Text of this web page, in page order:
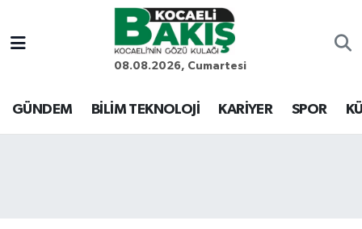
08.08.2026, Cumartesi
GÜNDEM BİLİM TEKNOLOJİ KARİYER SPOR
Kocaeli Nöbetçi Eczaneler
Kocaeli Hava Durumu